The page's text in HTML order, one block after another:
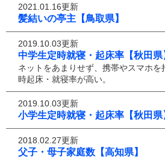
2021.01.16更新
髪結いの亭主【鳥取県】
2019.10.03更新
中学生定時就寝・起床率【秋田県
ネットをあまりせず、携帯やスマホを
時起床・就寝率が高い。
2019.10.03更新
小学生定時就寝・起床率【秋田県
2018.02.27更新
父子・母子家庭数【高知県】